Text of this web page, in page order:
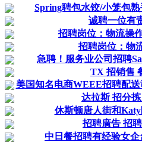
Spring聘包水饺/小笼包
诚聘一位有
招聘岗位：物流操
招聘岗位：物
急聘！服务业公司招聘
TX 招销售
美国知名电商WEEE招聘配
达拉斯 招分
休斯顿唐人街和
招聘廣告 招
中日餐招聘有经验女